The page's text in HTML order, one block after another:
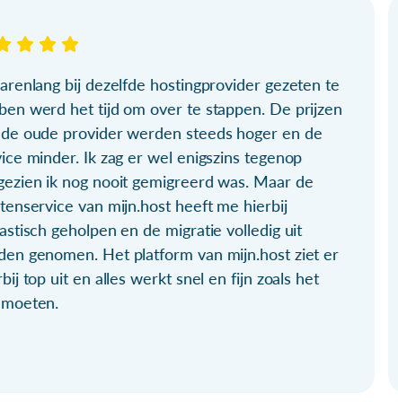
bij dezelfde hostingprovider gezeten te
werd het tijd om over te stappen. De prijzen
oude provider werden steeds hoger en de
minder. Ik zag er wel enigszins tegenop
ik nog nooit gemigreerd was. Maar de
van mijn.host heeft me hierbij
geholpen en de migratie volledig uit
genomen. Het platform van mijn.host ziet er
top uit en alles werkt snel en fijn zoals het